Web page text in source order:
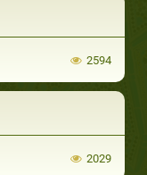
2594
2029